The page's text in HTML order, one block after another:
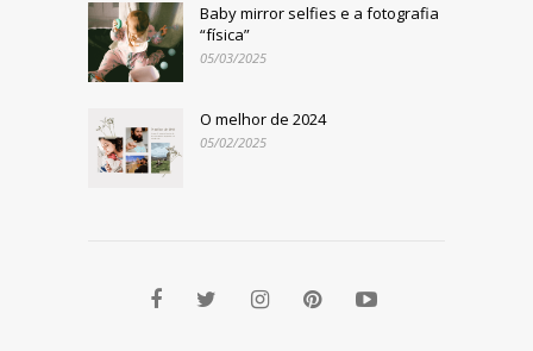
Baby mirror selfies e a fotografia
“física”
05/03/2025
O melhor de 2024
05/02/2025